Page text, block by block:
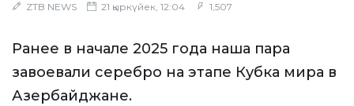
ZTB NEWS 21 қыркүйек, 12:04 1,507
Ранее в начале 2025 года наша пара
завоевали серебро на этапе Кубка мира в
Азербайджане.